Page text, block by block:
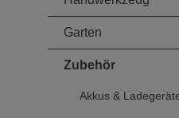
Garten
Zubehör
Akkus &